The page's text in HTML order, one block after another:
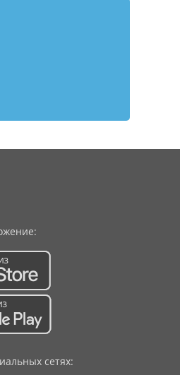
сетях: